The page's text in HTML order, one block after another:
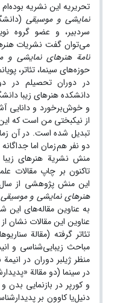
تحریریه این نشریه
نمایشی و موسیقی
سردبیر، و عضو گروه
می‌توان گفت نشریات
نامة هنرهای نمایشی و
حوزه‌های سینما، تئاتر،
در دوران تحصیلم در
و خوش‌برخورد و دانایی
از نیکبختی من است که
تبدیل شده است. در آن
دو نفر هم زمان اما
تاکنون بر چاپ مقالات
این منش پژوهشی از سال 1388 که نام نشریه
هنرهای نمایشی و موسیقی
به عناوین مقاله‌های این
عناوین این مقالات نشان
مباحث زیبایی‌شناسی و
منظر ژیلبر دوران در
در سینما (دو مقالة
و کورپر در بازنمایی
دنیل‌یا کاوون بر